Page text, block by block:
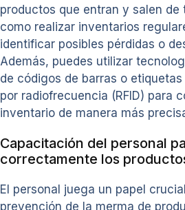
productos que entran y salen de
como realizar inventarios
identificar posibles pérdidas o
Además, puedes utilizar
de códigos de barras o
por radiofrecuencia (RFID) para
inventario de manera más
Capacitación del personal
correctamente los
El personal juega un papel
prevención de la merma de